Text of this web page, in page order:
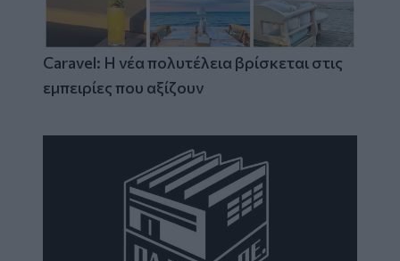
Caravel: Η νέα πολυτέλεια βρίσκεται στις
εμπειρίες που αξίζουν